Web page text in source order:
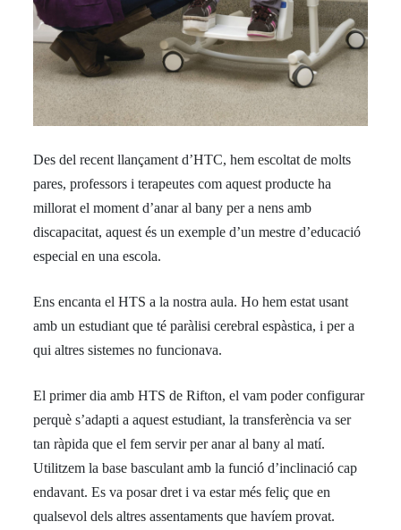
Des del recent llançament d’HTC, hem escoltat de molts
pares, professors i terapeutes com aquest producte ha
millorat el moment d’anar al bany per a nens amb
discapacitat, aquest és un exemple d’un mestre d’educació
especial en una escola.
Ens encanta el HTS a la nostra aula. Ho hem estat usant
amb un estudiant que té paràlisi cerebral espàstica, i per a
qui altres sistemes no funcionava.
El primer dia amb HTS de Rifton, el vam poder configurar
perquè s’adapti a aquest estudiant, la transferència va ser
tan ràpida que el fem servir per anar al bany al matí.
Utilitzem la base basculant amb la funció d’inclinació cap
endavant. Es va posar dret i va estar més feliç que en
qualsevol dels altres assentaments que havíem provat.